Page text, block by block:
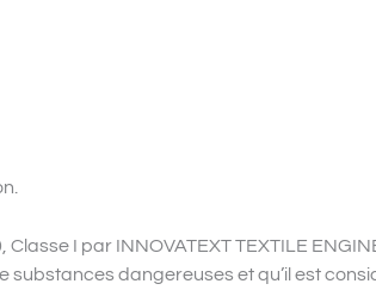
I par INNOVATEXT TEXTILE
substances dangereuses et qu’il est